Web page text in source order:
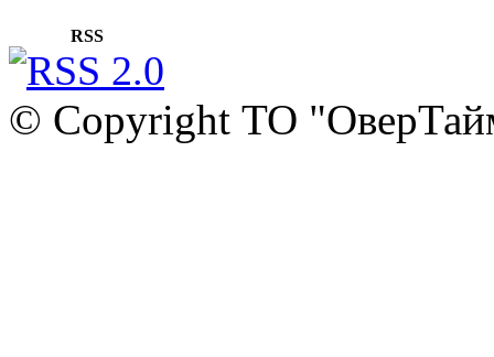
RSS
© Copyright ТО